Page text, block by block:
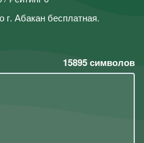
г. Абакан бесплатная.
15895символов